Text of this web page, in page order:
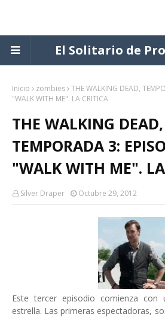
El Solitario de
Inicio zombies THE WALKING DEAD,
"WALK WITH ME". LA CRITICA
THE WALKING DEAD,
TEMPORADA 3:
"WALK WITH ME".
Silver Draper Octubre 29, 2012
Este tercer episodio comienza con
estrella. Las primeras espectadoras,